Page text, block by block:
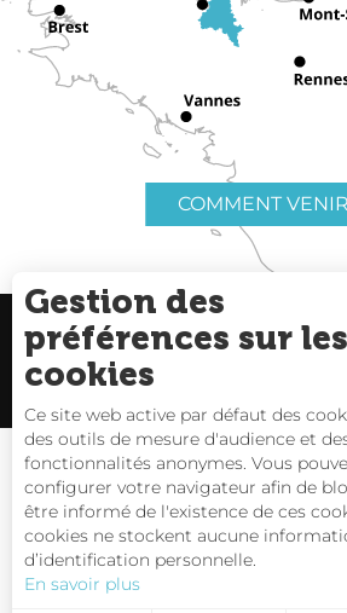
COMMENT
Charte du voyageur
Espace Pro
Carte
Gestion des
préférences sur les
cookies
Ce site web active par défaut des
des outils de mesure d'audience et
fonctionnalités anonymes. Vous
configurer votre navigateur afin de
être informé de l'existence de ces
cookies ne stockent aucune
d’identification personnelle.
En savoir plus